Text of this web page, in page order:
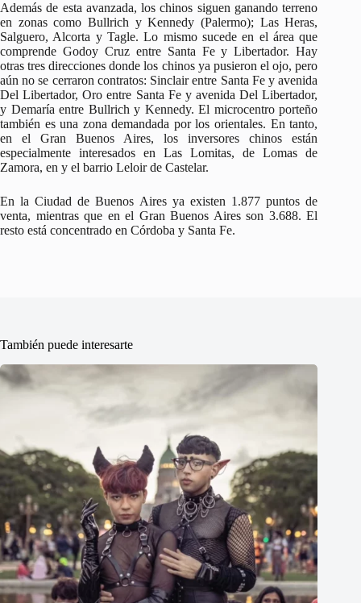
Además de esta avanzada, los chinos siguen ganando terreno
en zonas como Bullrich y Kennedy (Palermo); Las Heras,
Salguero, Alcorta y Tagle. Lo mismo sucede en el área que
comprende Godoy Cruz entre Santa Fe y Libertador. Hay
otras tres direcciones donde los chinos ya pusieron el ojo, pero
aún no se cerraron contratos: Sinclair entre Santa Fe y avenida
Del Libertador, Oro entre Santa Fe y avenida Del Libertador,
y Demaría entre Bullrich y Kennedy. El microcentro porteño
también es una zona demandada por los orientales. En tanto,
en el Gran Buenos Aires, los inversores chinos están
especialmente interesados en Las Lomitas, de Lomas de
Zamora, en y el barrio Leloir de Castelar.
En la Ciudad de Buenos Aires ya existen 1.877 puntos de
venta, mientras que en el Gran Buenos Aires son 3.688. El
resto está concentrado en Córdoba y Santa Fe.
También puede interesarte